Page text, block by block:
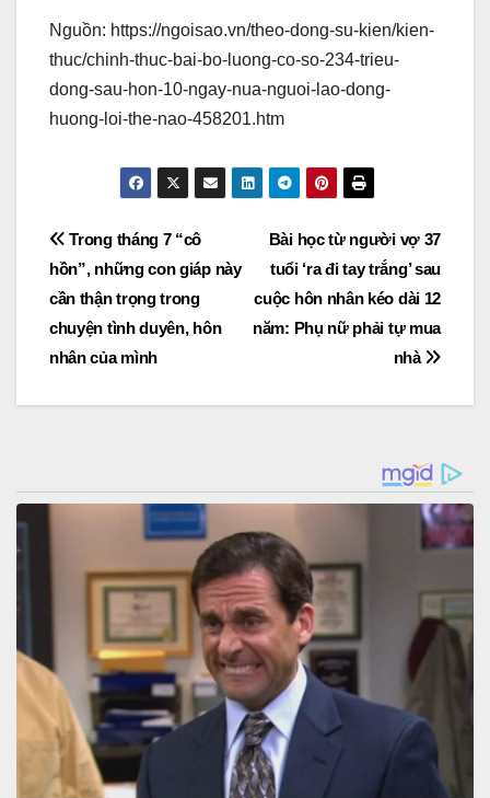
Nguồn: https://ngoisao.vn/theo-dong-su-kien/kien-
thuc/chinh-thuc-bai-bo-luong-co-so-234-trieu-
dong-sau-hon-10-ngay-nua-nguoi-lao-dong-
huong-loi-the-nao-458201.htm
Post
navigation
Bài học từ người vợ 37
tuổi ‘ra đi tay trắng’ sau
cuộc hôn nhân kéo dài 12
năm: Phụ nữ phải tự mua
nhà
Trong tháng 7 “cô
hồn”, những con giáp này
cần thận trọng trong
chuyện tình duyên, hôn
nhân của mình